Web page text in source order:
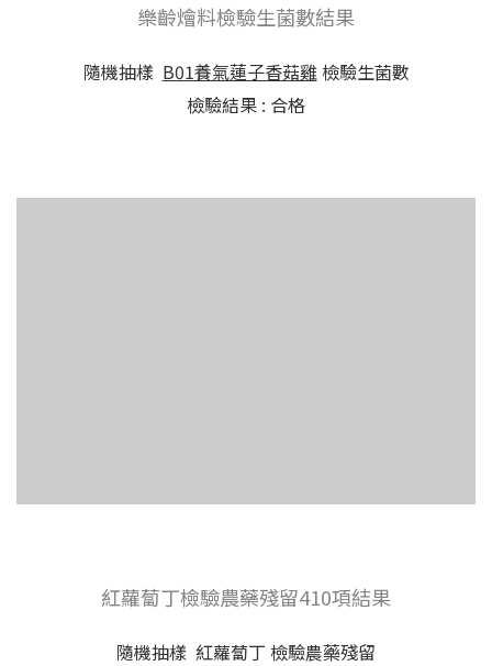
樂齡燴料檢驗生菌數結果
隨機抽樣 B01養氣蓮子香菇雞檢驗生菌數
檢驗結果 : 合格
紅蘿蔔丁檢驗農藥殘留410項結果
隨機抽樣 紅蘿蔔丁 檢驗農藥殘留